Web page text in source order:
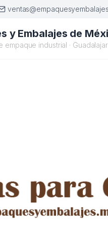
y Embalajes de
empaque industrial ·